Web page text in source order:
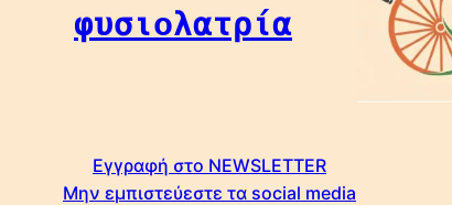
φυσιολατρία
Εγγραφή στο NEWSLETTER
Μην εμπιστεύεστε τα social media